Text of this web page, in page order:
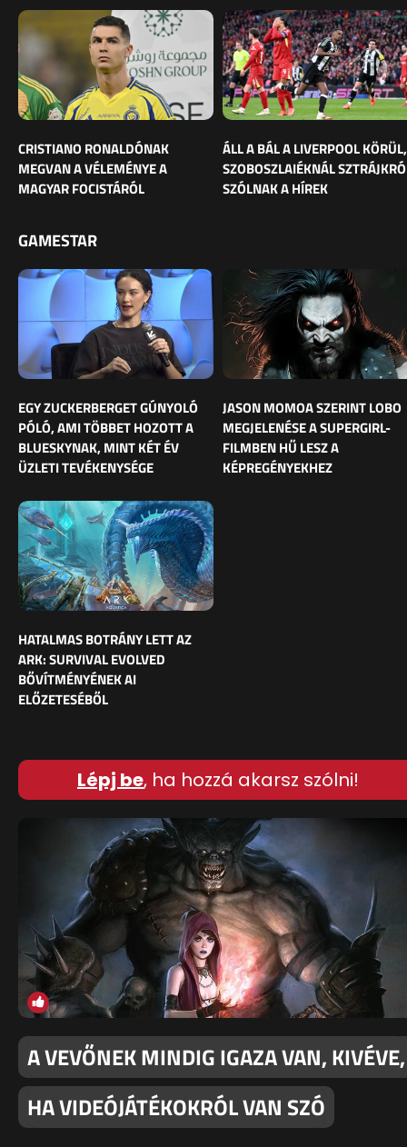
CRISTIANO RONALDÓNAK
MEGVAN A VÉLEMÉNYE A
MAGYAR FOCISTÁRÓL
ÁLL A BÁL A LIVERPOOL KÖRÜL,
SZOBOSZLAIÉKNÁL
SZÓLNAK A HÍREK
GAMESTAR
EGY ZUCKERBERGET GÚNYOLÓ
PÓLÓ, AMI TÖBBET HOZOTT A
BLUESKYNAK, MINT KÉT ÉV
ÜZLETI TEVÉKENYSÉGE
JASON MOMOA SZERINT LOBO
MEGJELENÉSE A SUPERGIRL-
FILMBEN HŰ LESZ A
KÉPREGÉNYEKHEZ
HATALMAS BOTRÁNY LETT AZ
ARK: SURVIVAL EVOLVED
BŐVÍTMÉNYÉNEK AI
ELŐZETESÉBŐL
Lépj be, ha hozzá akarsz szólni!
A VEVŐNEK MINDIG IGAZA VAN, KIVÉVE,
HA VIDEÓJÁTÉKOKRÓL VAN SZÓ